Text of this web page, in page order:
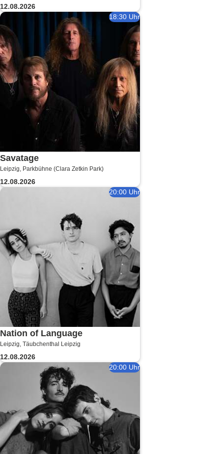
12.08.2026
18:30 Uhr
Savatage
Leipzig, Parkbühne (Clara Zetkin Park)
12.08.2026
20:00 Uhr
Nation of Language
Leipzig, Täubchenthal Leipzig
12.08.2026
20:00 Uhr